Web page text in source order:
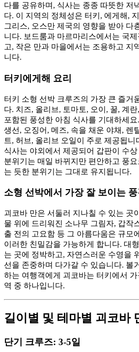
다를 공유하며, 식사는 종종 따뜻한 저
다. 이 지역의 정체성은 터키, 에게해,
그리스, 오스만 제국의 영향을 받아 다
니다. 보드룸과 마르마리스에서는 국제
고, 작은 만과 마을에서는 조용하고 지
니다.
터키에게해 요리
터키 소형 선박 크루즈의 가장 큰 즐거
다. 치즈, 올리브, 토마토, 오이, 꿀, 계란
포함된 풍성한 아침 식사를 기대하세
생선, 오징어, 메즈, 속을 채운 야채, 렌
트, 허브, 올리브 오일이 주로 제공됩니
식사는 야외에서 제공되어 갑판이 수
분위기는 매일 바뀌지만 편안하고 풍
는 듯한 분위기는 그대로 유지됩니다.
소형 선박에서 가장 잘 보이는 풍
괴코바 만은 서둘러 지나칠 수 있는 곳
물 위에 드리워진 소나무 그림자, 갑작
출 전의 고요함 등 그 아름다움은 규모
이러한 친밀감을 가능하게 합니다. 대
는 곳에 정박하고, 자연스러운 수영을
선을 존중하며 다가갈 수 있습니다. 볼
하는 여행객에게 괴코바는 터키에서 가
역 중 하나입니다.
길이별 및 테마별 괴코바
단기 크루즈: 3-5일